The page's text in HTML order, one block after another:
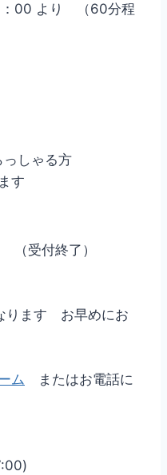
00 より （60分程
っしゃる方
す
受付終了）
ります お早めにお
ム またはお電話に